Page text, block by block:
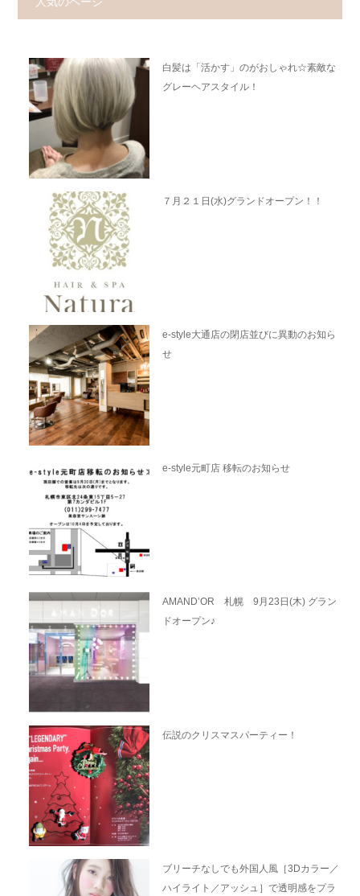
白髪は「活かす」のがおしゃれ☆素敵な
グレーヘアスタイル！
７月２１日(水)グランドオープン！！
e-style大通店の閉店並びに異動のお知ら
せ
e-style元町店 移転のお知らせ
AMAND’OR 札幌 9月23日(木) グラン
ドオープン♪
伝説のクリスマスパーティー！
ブリーチなしでも外国人風［3Dカラー／
ハイライト／アッシュ］で透明感をプラ